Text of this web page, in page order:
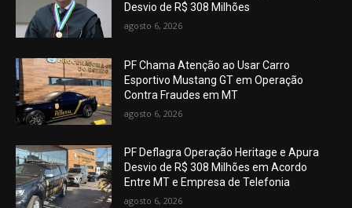
Desvio de R$ 308 Milhões
agosto 6, 2026
PF Chama Atenção ao Usar Carro
Esportivo Mustang GT em Operação
Contra Fraudes em MT
agosto 6, 2026
PF Deflagra Operação Heritage e Apura
Desvio de R$ 308 Milhões em Acordo
Entre MT e Empresa de Telefonia
agosto 6, 2026